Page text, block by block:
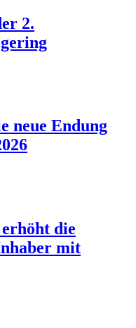
2.
neue Endung
erhöht die
mit